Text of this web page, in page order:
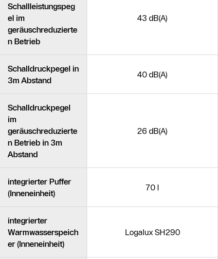
Schallleistungspeg
el im
geräuschreduzierte
n Betrieb
43 dB(A)
Schalldruckpegel in
3m Abstand
40 dB(A)
Schalldruckpegel
im
geräuschreduzierte
n Betrieb in 3m
Abstand
26 dB(A)
integrierter Puffer
(Inneneinheit)
70 l
integrierter
Warmwasserspeich
er (Inneneinheit)
Logalux SH290